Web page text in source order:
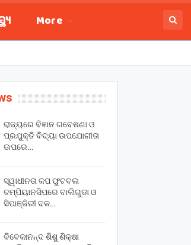
More
ରାଜ୍ୟରେ ବିଜ୍ଞାନ ଗବେଷଣା ଓ
ପ୍ରଯୁକ୍ତି ବିଦ୍ୟା ଉପଯୋଗୀତା
ଉପରେ…
ସ୍ୱାଧୀନତା କପ ଫୁଟବଲ
ଚମ୍ପିୟାନସିପରେ ବାଲିଗୁଡା ଓ
ସିପାଞ୍ଜିରୀ ଦଳ…
ବିବେକାନନ୍ଦ ଶିଶୁ ଶିକ୍ଷା